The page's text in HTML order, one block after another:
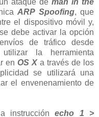
ataque deman in the
ARP Spoofing, que
el dispositivo móvil y,
debe activar la opción
de tráfico desde
la herramienta
en OS X a través de los
se utilizará una
el envenenamiento de
instrucción
echo 1 >